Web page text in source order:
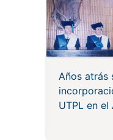
Años atrás
UTPL en el